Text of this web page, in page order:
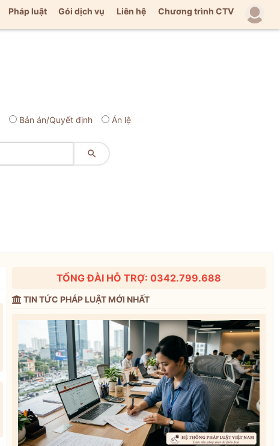
Pháp luật Gói dịch vụ Liên hệ Chương trình CTV
Bản án/Quyết định Án lệ

TỔNG ĐÀI HỖ TRỢ: 0342.799.688
TIN TỨC PHÁP LUẬT MỚI NHẤT